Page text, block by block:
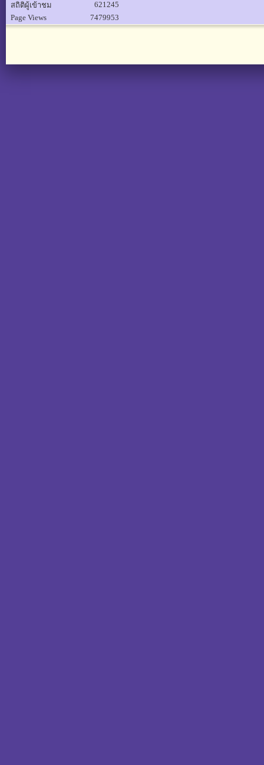
สถิติผู้เข้าชม
621245
Page Views
7479953